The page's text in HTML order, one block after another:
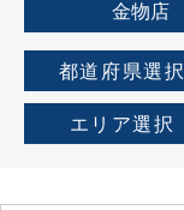
金物店
都道府県選択
エリア選択